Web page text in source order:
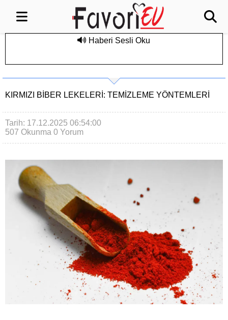
Haberi Sesli Oku
KIRMIZI BIBER LEKELERI: TEMIZLEME YÖNTEMLERI
Tarih: 17.12.2025 06:54:00
507 Okunma 0 Yorum